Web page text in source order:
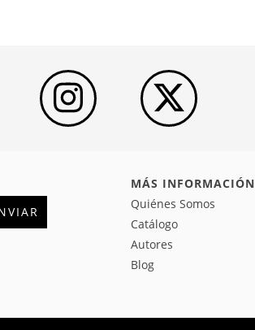
MÁS INFORMACIÓN
Quiénes Somos
Catálogo
Autores
Blog